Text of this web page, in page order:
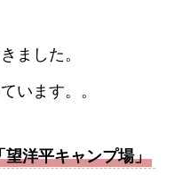
ました。
います。。
望洋平キャンプ場」